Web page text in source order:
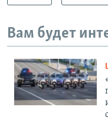
Вам будет